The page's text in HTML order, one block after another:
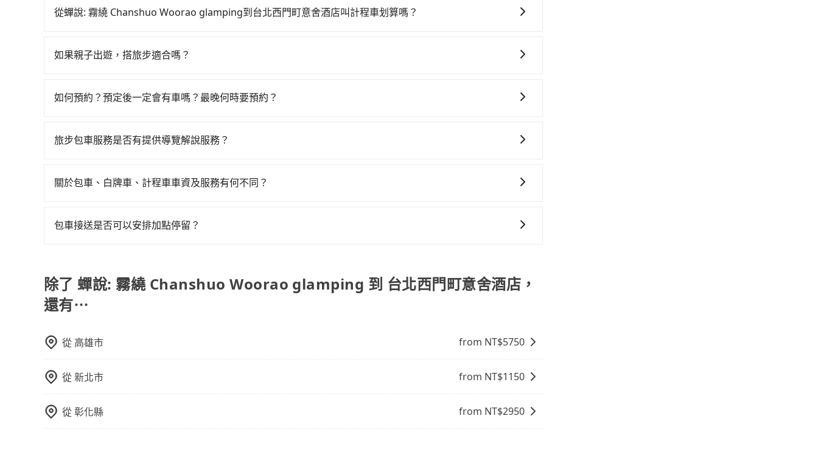
均34分）的高鐵從新竹站前往台北高鐵站，每人票價290元，再用15分鐘出站、等待車站前排班的計程車，搭上
輛，計程車的密度為雙北的1.3%，換句話說，臨時要叫小黃的難度是雙北大城市的80倍。但如果全程使用
人以下要乘車，也可參考tripool的拼車共乘服務，最多可再節省50%的交通費用。
天就要來回，那在新竹路邊可隨租隨借的iRent應該是你最便宜選擇。註冊完iRent的app後，可以每小時
eTag和可能的每小時40元路邊停車費用預估進去，但額外的汽車保險與可能的罰單都需自付。再者，和運的
遺留的垃圾或者撞凹的車門仍未被修理，每一次租車都好像在開樂透一樣。另外，偶爾也會遇到明明已經預約了
點與你的上下車地點仍有段距離，在遇到下雨天或者載行李時，就顯得非常不便。
從蟬說: 霧繞 Chanshuo Woorao glamping到台北西門町意舍酒店叫計程車划算嗎？
算，價格約為2,295~2,800元間，但如改預約tripool可省高達$500。但如果你無法提前預約，或偏好臨時叫車，
glamping到台北西門町意舍酒店的最佳選擇。
如果親子出遊，搭旅步適合嗎？
出遊時安全更有保障。
如何預約？預定後一定會有車嗎？最晚何時要預約？
入上下車地點或地址，三秒內即可查到真實價格，照著步驟填寫完乘客資料與線上刷卡，訂單即成立。在拿到訂
預約，越早下訂價格越低價，如臨時需要，前一天傍晚五點前仍會收單，最遲如當天下午過後乘車，四小時前仍
旅步包車服務是否有提供導覽解說服務？
booking@tripool.app聯繫我們，將有專人協助回覆確認是否能協助安排。
關於包車、白牌車、計程車車資及服務有何不同？
台預定時價格而定，通常愈長程價格CP值愈高。 計程車：可24小時隨叫隨到，價格依跳錶而定，如有塞車也會
包車接送是否可以安排加點停留？
除了 蟬說: 霧繞 Chanshuo Woorao glamping 到 台北西門町意舍酒店，
還有⋯
從 高雄市 from NT$5750
從新北市 from NT$1150
從彰化縣 from NT$2950